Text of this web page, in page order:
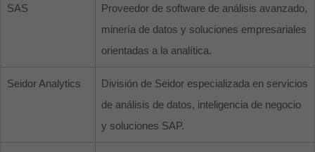
SAS
Proveedor de software de análisis avanzado,
minería de datos y soluciones empresariales
orientadas a la analítica.
Seidor Analytics
División de Seidor especializada en servicios
de análisis de datos, inteligencia de negocio
y soluciones SAP.